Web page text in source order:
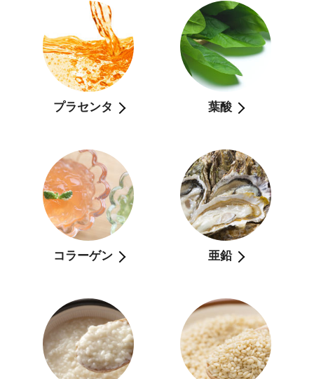
プラセンタ 葉酸
コラーゲン 亜鉛